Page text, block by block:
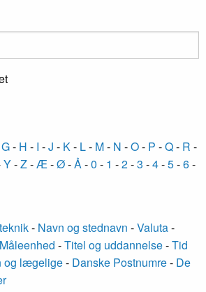
G- H - I -J - K- L- M- N -O- P -Q- R -
Y-Z-Æ-Ø-Å-0 - 1 -2-3 -4-5-6-
- Navn og stednavn -Valuta-
Måleenhed -Titel og uddannelse-Tid
og lægelige- Danske Postnumre- De